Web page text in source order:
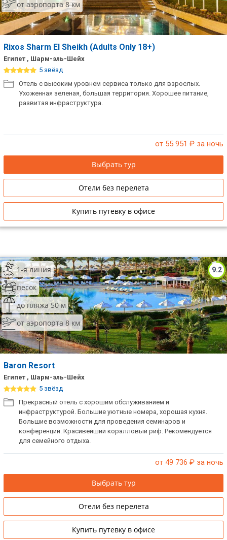
от аэропорта 8 км
Rixos Sharm El Sheikh (Adults Only 18+)
Египет , Шарм-эль-Шейх
5 звёзд
Отель с высоким уровнем сервиса только для взрослых.
Ухоженная зеленая, большая территория. Хорошее питание,
развитая инфраструктура.
от 55 951 ₽ за ночь
Выбрать тур
Отели без перелета
Купить путевку в офисе
9.2
1-я линия
песок
до пляжа 50 м
от аэропорта 8 км
Baron Resort
Египет , Шарм-эль-Шейх
5 звёзд
Прекрасный отель с хорошим обслуживанием и
инфраструктурой. Большие уютные номера, хорошая кухня.
Большие возможности для проведения семинаров и
конференций. Красивейший коралловый риф. Рекомендуется
для семейного отдыха.
от 49 736 ₽ за ночь
Выбрать тур
Отели без перелета
Купить путевку в офисе